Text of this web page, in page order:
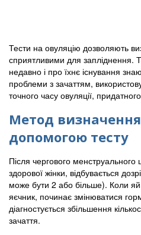
Тести на овуляцію дозволяють
сприятливими для запліднення.
недавно і про їхнє існування
проблеми з зачаттям,
точного часу овуляції,
Метод визначення
допомогою тесту
Після чергового менструального
здорової жінки, відбувається
може бути 2 або більше). Коли
яєчник, починає змінюватися
діагностується збільшення
зачаття.